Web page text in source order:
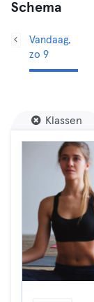
Schema
Vandaag,
zo 9
Klassen